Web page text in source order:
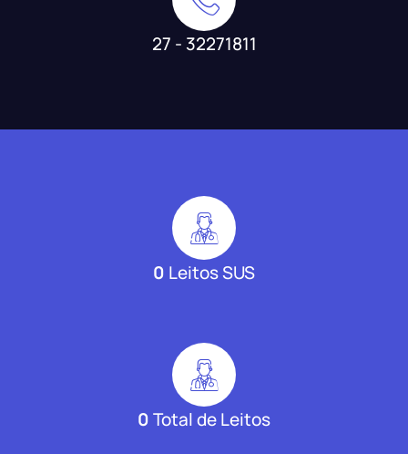
27 - 32271811
0 Leitos SUS
0Total de Leitos